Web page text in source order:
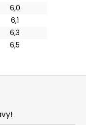
6,0
6,1
6,3
6,5